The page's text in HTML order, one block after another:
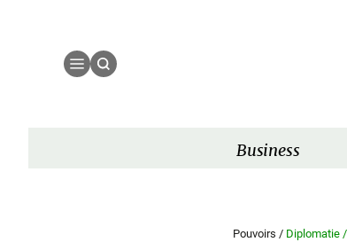
Business
Pouvoirs / Diplomatie /